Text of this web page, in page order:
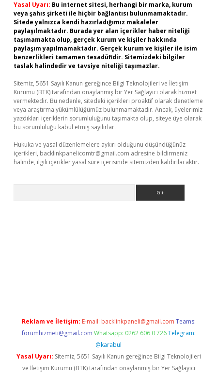
Yasal Uyarı: Bu internet sitesi, herhangi bir marka, kurum
veya şahıs şirketi ile hiçbir bağlantısı bulunmamaktadır.
Sitede yalnızca kendi hazırladığımız makaleler
paylaşılmaktadır. Burada yer alan içerikler haber niteliği
taşımamakta olup, gerçek kurum ve kişiler hakkında
paylaşım yapılmamaktadır. Gerçek kurum ve kişiler ile isim
benzerlikleri tamamen tesadüfidir. Sitemizdeki bilgiler
taslak halindedir ve tavsiye niteliği taşımazlar.
Sitemiz, 5651 Sayılı Kanun gereğince Bilgi Teknolojileri ve İletişim
Kurumu (BTK) tarafından onaylanmış bir Yer Sağlayıcı olarak hizmet
vermektedir. Bu nedenle, sitedeki içerikleri proaktif olarak denetleme
veya araştırma yükümlülüğümüz bulunmamaktadır. Ancak, üyelerimiz
yazdıkları içeriklerin sorumluluğunu taşımakta olup, siteye üye olarak
bu sorumluluğu kabul etmiş sayılırlar.
Hukuka ve yasal düzenlemelere aykırı olduğunu düşündüğünüz
içerikleri, backlinkpanelicomtr@gmail.com adresine bildirmeniz
halinde, ilgili içerikler yasal süre içerisinde sitemizden kaldırılacaktır.
Reklam ve İletişim: E-mail: backlinkpaneli@gmail.com Teams:
forumhizmeti@gmail.com Whatsapp: 0262 606 0 726 Telegram:
@karabul
Yasal Uyarı: Sitemiz, 5651 Sayılı Kanun gereğince Bilgi Teknolojileri
ve İletişim Kurumu (BTK) tarafından onaylanmış bir Yer Sağlayıcı